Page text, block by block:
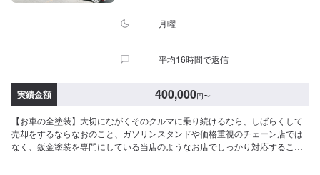
月曜
平均16時間で返信
実績金額 400,000円〜
【お車の全塗装】大切にながくそのクルマに乗り続けるなら、しばらくして
売却をするならなおのこと、ガソリンスタンドや価格重視のチェーン店では
なく、鈑金塗装を専門にしている当店のようなお店でしっかり対応すること